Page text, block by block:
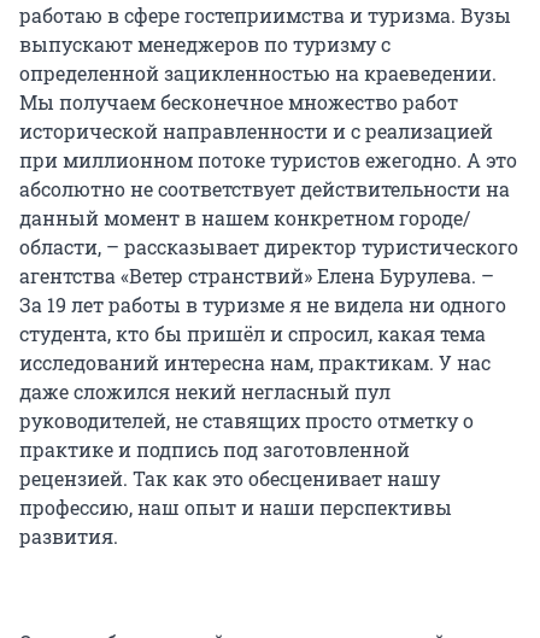
работаю в сфере гостеприимства и туризма. Вузы
выпускают менеджеров по туризму с
определенной зацикленностью на краеведении.
Мы получаем бесконечное множество работ
исторической направленности и с реализацией
при миллионном потоке туристов ежегодно. А это
абсолютно не соответствует действительности на
данный момент в нашем конкретном городе/
области, – рассказывает директор туристического
агентства «Ветер странствий» Елена Бурулева. –
За 19 лет работы в туризме я не видела ни одного
студента, кто бы пришёл и спросил, какая тема
исследований интересна нам, практикам. У нас
даже сложился некий негласный пул
руководителей, не ставящих просто отметку о
практике и подпись под заготовленной
рецензией. Так как это обесценивает нашу
профессию, наш опыт и наши перспективы
развития.